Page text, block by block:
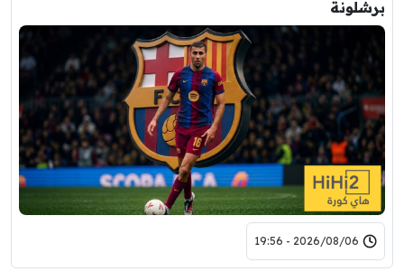
برشلونة
2026/08/06 - 19:56